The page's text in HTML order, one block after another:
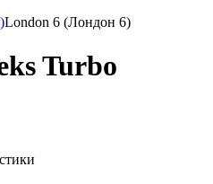
London 6 (Лондон 6)
Turbo